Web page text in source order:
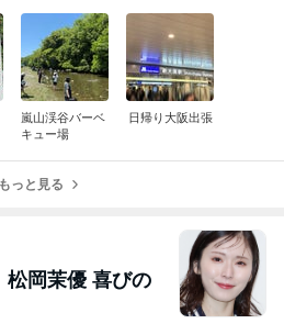
嵐山渓谷バーベ
キュー場
日帰り大阪出張
もっと見る
松岡茉優 喜びの